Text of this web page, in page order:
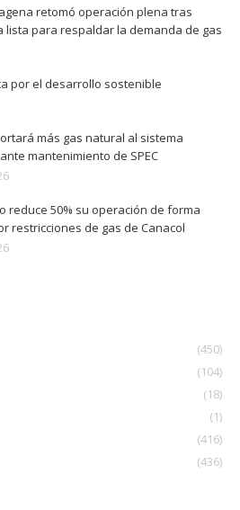
retomó operación plena tras
lista para respaldar la demanda de gas
por el desarrollo sostenible
más gas natural al sistema
mantenimiento de SPEC
reduce 50% su operación de forma
restricciones de gas de Canacol
(450)
(104)
(18)
(1)
(416)
(436)